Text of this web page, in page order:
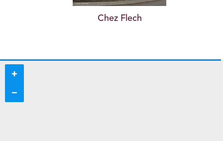
Chez Flech